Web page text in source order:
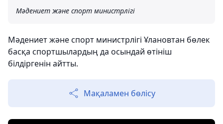
Мәдениет және спорт министрлігі
Мәдениет және спорт министрлігі Ұлановтан бөлек
басқа спортшылардың да осындай өтініш
білдіргенін айтты.
Мақаламен бөлісу